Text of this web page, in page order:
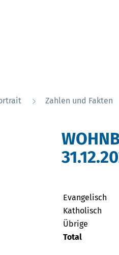
Zahlen und Fakten
Katholisch
Übrige
Total